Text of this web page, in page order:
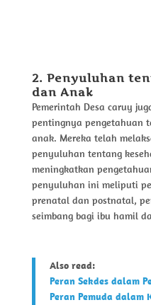
2. Penyuluhan
dan Anak
Pemerintah Desa caruy
pentingnya pengetahuan
anak. Mereka telah
penyuluhan tentang
meningkatkan
penyuluhan ini meliputi
prenatal dan postnatal,
seimbang bagi ibu hamil
Also read:
Peran Sekdes dalam
Peran Pemuda dalam